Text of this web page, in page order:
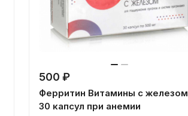
500 ₽
Ферритин Витамины с железом
30 капсул при анемии